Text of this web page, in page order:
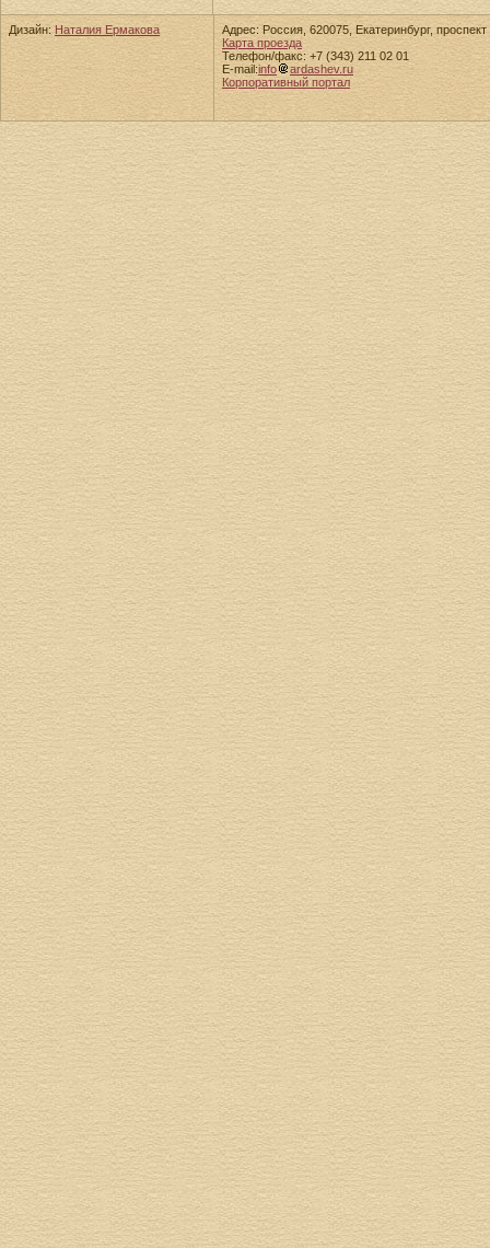
Дизайн: Наталия Ермакова
Адрес: Россия, 620075, Екатеринбург,
Карта проезда
Телефон/факс: +7 (343) 211 02 01
E-mail:info
ardashev.ru
Корпоративный портал